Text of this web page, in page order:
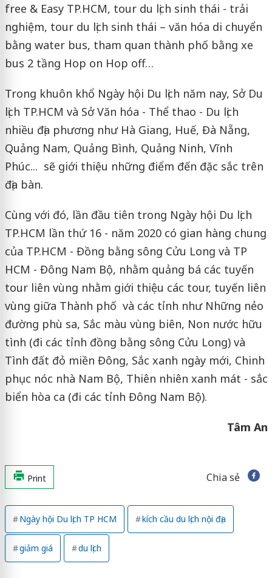
free & Easy TP.HCM, tour du lịch sinh thái - trải
nghiệm, tour du lịch sinh thái – văn hóa di chuyển
bằng water bus, tham quan thành phố bằng xe
bus 2 tầng Hop on Hop off…
Trong khuôn khổ Ngày hội Du lịch năm nay, Sở Du
lịch TP.HCM và Sở Văn hóa - Thể thao - Du lịch
nhiều địa phương như Hà Giang, Huế, Đà Nẵng,
Quảng Nam, Quảng Bình, Quảng Ninh, Vĩnh
Phúc... sẽ giới thiệu những điểm đến đặc sắc trên
địa bàn.
Cùng với đó, lần đầu tiên trong Ngày hội Du lịch
TP.HCM lần thứ 16 - năm 2020 có gian hàng chung
của TP.HCM - Đồng bằng sông Cửu Long và TP
HCM - Đông Nam Bộ, nhằm quảng bá các tuyến
tour liên vùng nhằm giới thiệu các tour, tuyến liên
vùng giữa Thành phố và các tỉnh như Những nẻo
đường phù sa, Sắc màu vùng biên, Non nước hữu
tình (đi các tỉnh đồng bằng sông Cửu Long) và
Tình đất đỏ miền Đông, Sắc xanh ngày mới, Chinh
phục nóc nhà Nam Bộ, Thiên nhiên xanh mát - sắc
biển hòa ca (đi các tỉnh Đông Nam Bộ).
Tâm An
Print Chia sẻ
Ngày hội Du lịch TP HCM kích cầu du lịch nội địa
giảm giá du lịch